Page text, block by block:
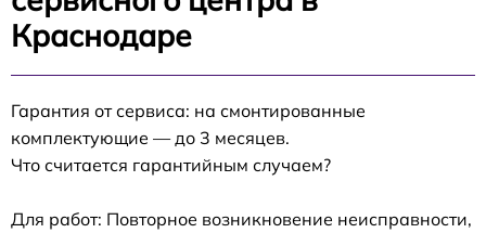
Краснодаре
Гарантия от сервиса: на смонтированные
комплектующие — до 3 месяцев.
Что считается гарантийным случаем?
Для работ: Повторное возникновение неисправности,